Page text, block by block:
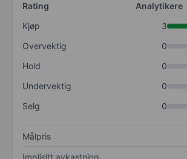
Rating
Analytikere
Kjøp
3
Overvektig
0
Hold
0
Undervektig
0
Selg
0
Målpris